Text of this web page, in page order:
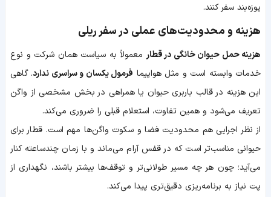
پوزه‌بند سفر کنند.
هزینه و محدودیت‌های عملی در سفر ریلی
هزینه حمل حیوان خانگی در قطار معمولاً به سیاست همان شرکت و نوع
خدمات وابسته است و مثل هواپیما فرمول یکسان و سراسری ندارد. گاهی
این هزینه در قالب باربری حیوان یا همراهی در بخش مشخصی از واگن
تعریف می‌شود و همین تفاوت، استعلام قبلی را ضروری می‌کند.
از نظر اجرایی هم محدودیت فضا و سکوت واگن‌ها مهم است. قطار برای
حیوانی مناسب‌تر است که در قفس آرام می‌ماند و با زمان چندساعته کنار
می‌آید؛ چون هر چه مسیر طولانی‌تر و توقف‌ها بیشتر باشند، نگهداری از
پت نیاز به برنامه‌ریزی دقیق‌تری پیدا می‌کند.